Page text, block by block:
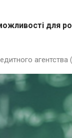
для
агентства